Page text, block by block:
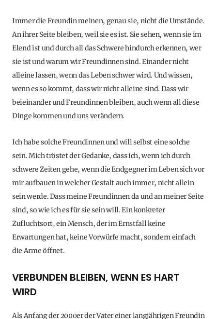
Immer die Freundin meinen, genau sie, nicht die Umstände.
An ihrer Seite bleiben, weil sie es ist. Sie sehen, wenn sie im
Elend ist und durch all das Schwere hindurch erkennen, wer
sie ist und warum wir Freundinnen sind. Einander nicht
alleine lassen, wenn das Leben schwer wird. Und wissen,
wenn es so kommt, dass wir nicht alleine sind. Dass wir
beieinander und Freundinnen bleiben, auch wenn all diese
Dinge kommen und uns verändern.
Ich habe solche Freundinnen und will selbst eine solche
sein. Mich tröstet der Gedanke, dass ich, wenn ich durch
schwere Zeiten gehe, wenn die Endgegner im Leben sich vor
mir aufbauen in welcher Gestalt auch immer, nicht allein
sein werde. Dass meine Freundinnen da und an meiner Seite
sind, so wie ich es für sie sein will. Ein konkreter
Zufluchtsort, ein Mensch, der im Ernstfall keine
Erwartungen hat, keine Vorwürfe macht, sondern einfach
die Arme öffnet.
VERBUNDEN BLEIBEN, WENN ES HART
WIRD
Als Anfang der 2000er der Vater einer langjährigen Freundin